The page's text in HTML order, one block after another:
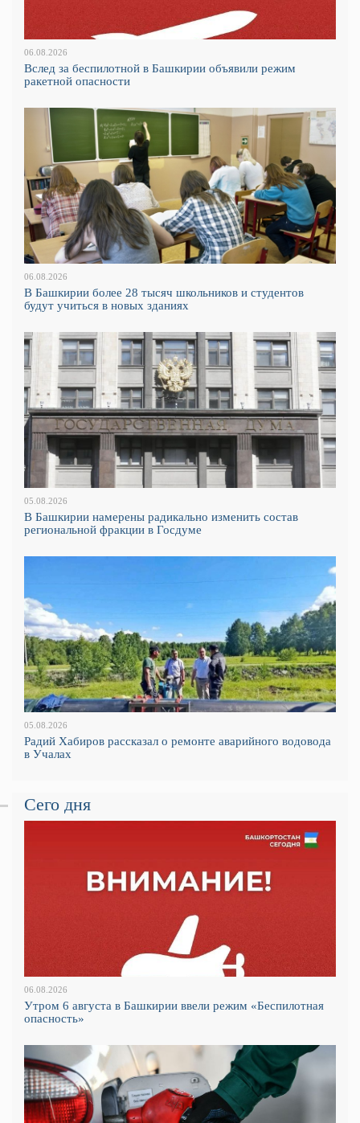
06.08.2026
Вслед за беспилотной в Башкирии объявили режим
ракетной опасности
06.08.2026
В Башкирии более 28 тысяч школьников и студентов
будут учиться в новых зданиях
05.08.2026
В Башкирии намерены радикально изменить состав
региональной фракции в Госдуме
05.08.2026
Радий Хабиров рассказал о ремонте аварийного водовода
в Учалах
Сего дня
06.08.2026
Утром 6 августа в Башкирии ввели режим «Беспилотная
опасность»